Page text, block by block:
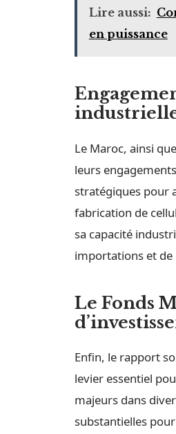
Lire aussi:
en puissance
Le Maroc, ainsi
leurs
stratégiques pour
fabrication de
sa capacité
importations et
Le Fonds
d’
Enfin, le rapport
levier essentiel
majeurs dans
substantielles